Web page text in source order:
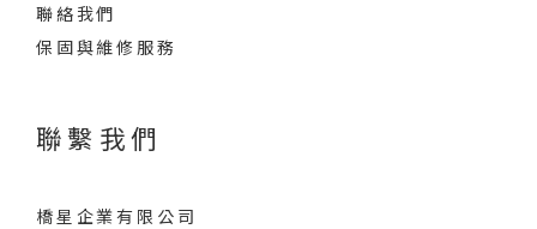
聯絡我們
保固與維修服務
聯繫我們
橋星企業有限公司